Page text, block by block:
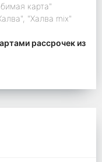
карта"
"Халва mix"
рассрочек из